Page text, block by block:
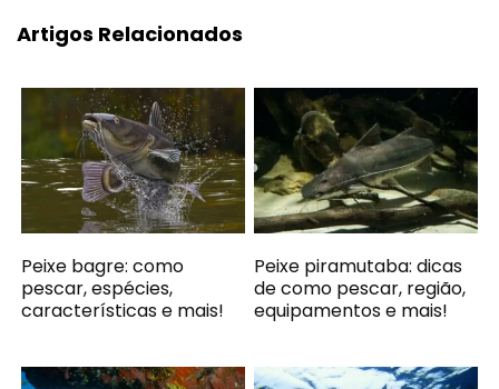
Artigos Relacionados
Peixe bagre: como
pescar, espécies,
características e mais!
Peixe piramutaba: dicas
de como pescar, região,
equipamentos e mais!